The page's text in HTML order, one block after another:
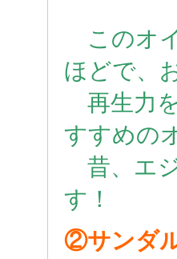
このオ
ほどで、
再生力
すすめの
昔、エ
す！
②サンダ